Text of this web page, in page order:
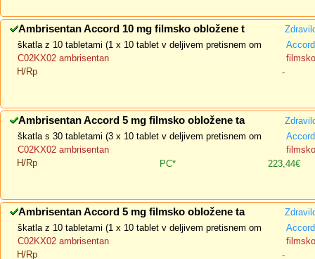
Ambrisentan Accord 10 mg filmsko obložene t
škatla z 10 tabletami (1 x 10 tablet v deljivem pretisnem om
C02KX02 ambrisentan
H/Rp
-
Ambrisentan Accord 5 mg filmsko obložene ta
škatla s 30 tabletami (3 x 10 tablet v deljivem pretisnem om
C02KX02 ambrisentan
H/Rp
PC* 223,44€
Ambrisentan Accord 5 mg filmsko obložene ta
škatla z 10 tabletami (1 x 10 tablet v deljivem pretisnem om
C02KX02 ambrisentan
H/Rp
-